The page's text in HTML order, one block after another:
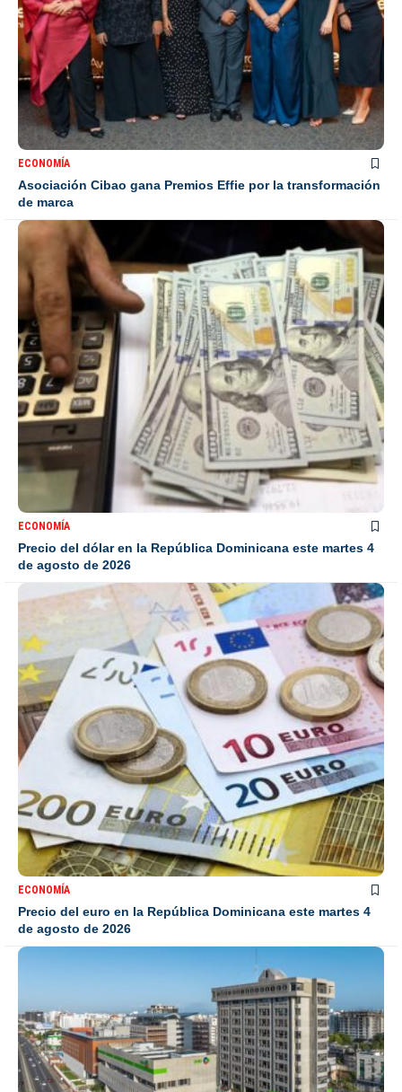
ECONOMÍA
Asociación Cibao gana Premios Effie por la transformación
de marca
ECONOMÍA
Precio del dólar en la República Dominicana este martes 4
de agosto de 2026
ECONOMÍA
Precio del euro en la República Dominicana este martes 4
de agosto de 2026